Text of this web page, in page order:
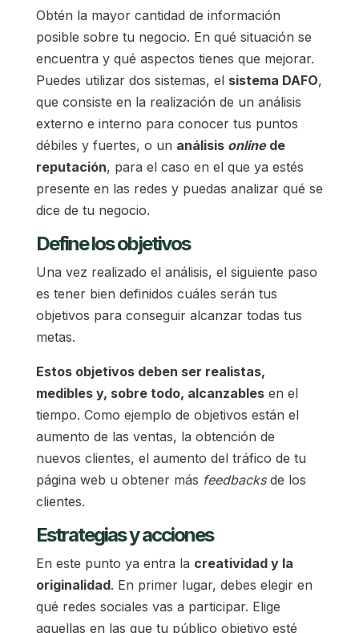
Obtén la mayor cantidad de información
posible sobre tu negocio. En qué situación se
encuentra y qué aspectos tienes que mejorar.
Puedes utilizar dos sistemas, el sistema DAFO,
que consiste en la realización de un análisis
externo e interno para conocer tus puntos
débiles y fuertes, o un análisis online de
reputación, para el caso en el que ya estés
presente en las redes y puedas analizar qué se
dice de tu negocio.
Define los objetivos
Una vez realizado el análisis, el siguiente paso
es tener bien definidos cuáles serán tus
objetivos para conseguir alcanzar todas tus
metas.
Estos objetivos deben ser realistas,
medibles y, sobre todo, alcanzablesen el
tiempo. Como ejemplo de objetivos están el
aumento de las ventas, la obtención de
nuevos clientes, el aumento del tráfico de tu
página web u obtener más feedbacks de los
clientes.
Estrategias y acciones
En este punto ya entra la creatividad y la
originalidad. En primer lugar, debes elegir en
qué redes sociales vas a participar. Elige
aquellas en las que tu público objetivo esté